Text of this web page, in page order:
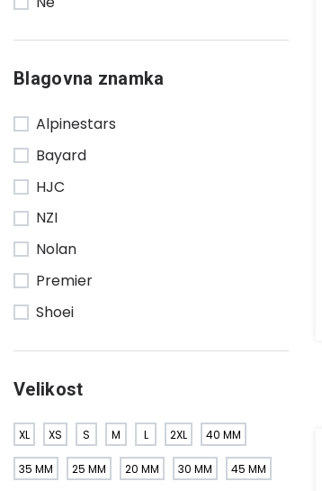
Blagovna znamka
Alpinestars
Bayard
HJC
NZI
Nolan
Premier
Shoei
Velikost
XL XS S M L 2XL 40 MM
35 MM 25 MM 20 MM 30 MM 45 MM